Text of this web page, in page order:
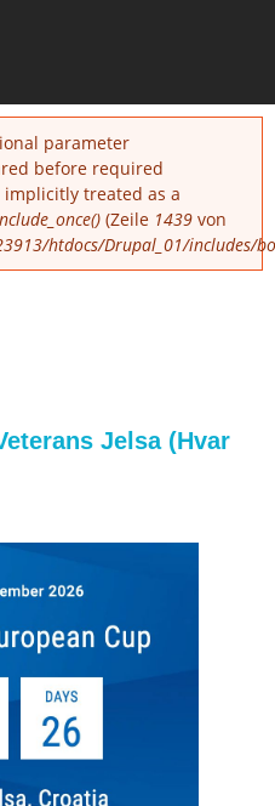
parameter
before required
treated as a
(Zeile 1439 von
htdocs/Drupal_01/includes/
Jelsa (Hvar